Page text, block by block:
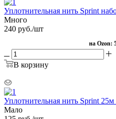
Уплотнительная нить Sprint
Много
240 руб./шт
на Ozon:
В корзину
Уплотнительная нить Sprint 25м
Мало